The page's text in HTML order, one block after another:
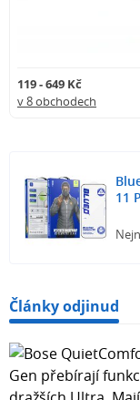
119 - 649 Kč
v 8 obchodech
11
Články odjinud